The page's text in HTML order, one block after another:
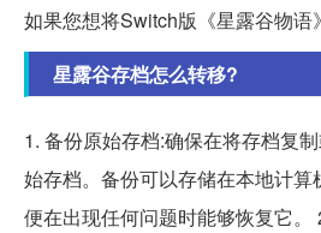
如果您想将Switch版《星露谷物语
星露谷存档怎么转移?
1. 备份原始存档:确保在将存档复
始存档。备份可以存储在本地计算
便在出现任何问题时能够恢复它。